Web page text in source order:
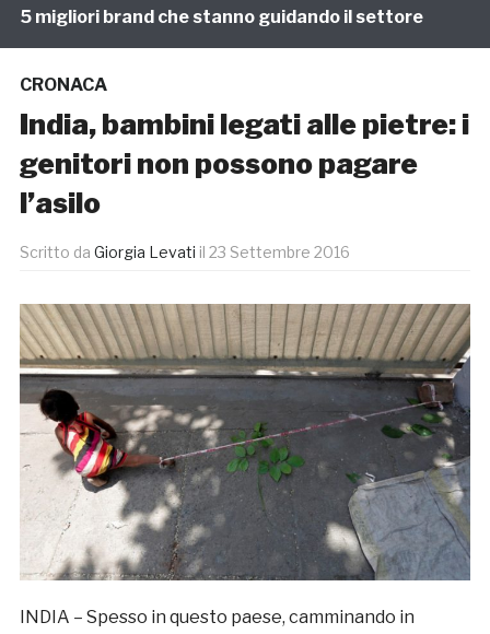
migliori brand che stanno guidando il settore
CRONACA
India, bambini legati alle pietre: i
genitori non possono pagare
l’asilo
Scritto da Giorgia Levati il 23 Settembre 2016
INDIA – Spesso in questo paese, camminando in